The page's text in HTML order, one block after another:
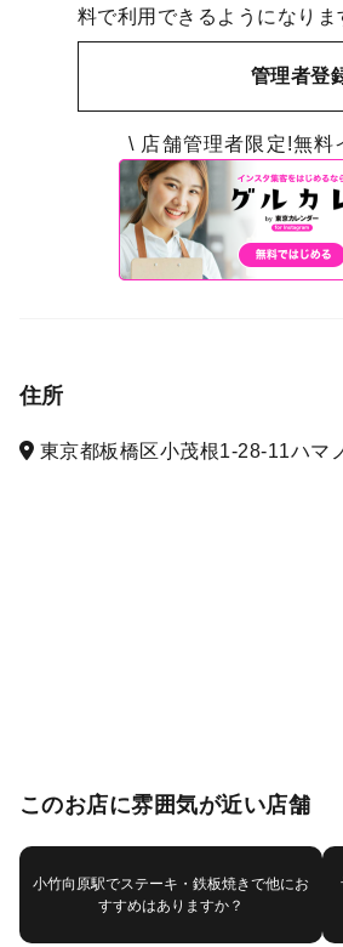
料で利用できるようになりま
管理者登
\ 店舗管理者限定!無料
住所
東京都板橋区小茂根1-28-11ハマ
このお店に雰囲気が近い店舗
小竹向原駅でステーキ・鉄板焼きで他にお
すすめはありますか？